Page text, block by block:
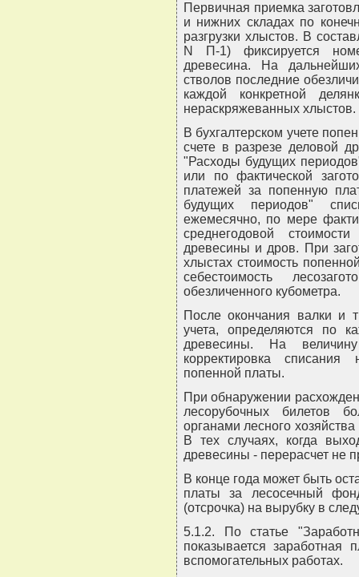
Первичная приемка
и нижних складах по
разгрузки хлыстов. В
N П-1) фиксируется
древесина. На
стволов последние
каждой конкретной
нераскряжеванных хлыстов.
В бухгалтерском учете
счете в разрезе деловой
"Расходы будущих
или по фактической
платежей за попенную
будущих периодов"
ежемесячно, по мере
среднегодовой
древесины и дров. При
хлыстах стоимость
себестоимость
обезличенного кубометра.
После окончания валки и
учета, определяются по
древесины. На
корректировка списания
попенной платы.
При обнаружении
лесорубочных билетов
органами лесного
В тех случаях, когда
древесины - перерасчет не
В конце года может быть
платы за лесосечный
(отсрочка) на вырубку в
5.1.2. По статье
показывается заработная
вспомогательных работах.